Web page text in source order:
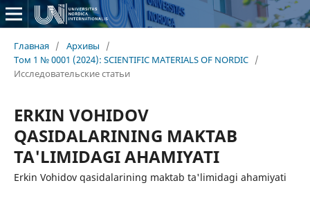
Главная / Архивы
/
Том 1 № 0001 (2024): SCIENTIFIC MATERIALS OF NORDIC /
Исследовательские статьи
ERKIN VOHIDOV
QASIDALARINING MAKTAB
TA'LIMIDAGI AHAMIYATI
Erkin Vohidov qasidalarining maktab ta'limidagi ahamiyati